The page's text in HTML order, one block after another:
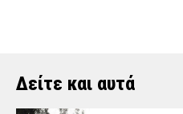
Δείτε και αυτά